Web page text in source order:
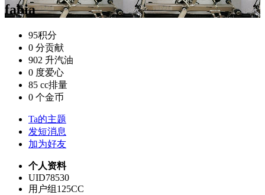
fabia
95积分
0 分贡献
902 升汽油
0 度爱心
85 cc排量
0 个金币
Ta的主题
发短消息
加为好友
个人资料
UID78530
用户组 125CC